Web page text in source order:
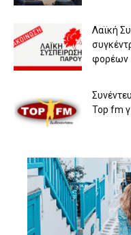
Λαϊκή
φορέων
Top fm